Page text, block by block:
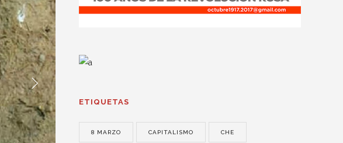
ETIQUETAS
8 MARZO CAPITALISMO CHE